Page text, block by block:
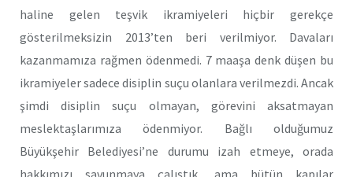
haline gelen teşvik ikramiyeleri hiçbir gerekçe
gösterilmeksizin 2013’ten beri verilmiyor. Davaları
kazanmamıza rağmen ödenmedi. 7 maaşa denk düşen bu
ikramiyeler sadece disiplin suçu olanlara verilmezdi. Ancak
şimdi disiplin suçu olmayan, görevini aksatmayan
meslektaşlarımıza ödenmiyor. Bağlı olduğumuz
Büyükşehir Belediyesi’ne durumu izah etmeye, orada
hakkımızı savunmaya çalıştık, ama bütün kapılar